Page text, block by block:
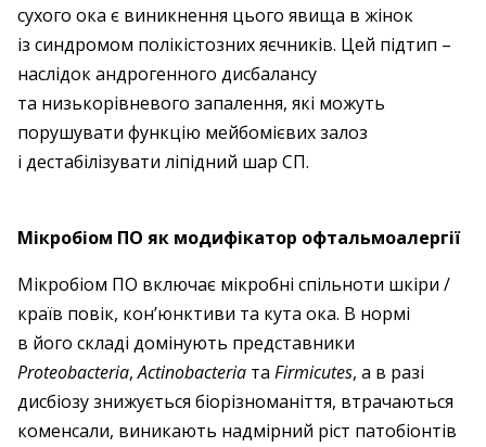
сухого ока є виникнення цього явища в жінок
із синдромом полікістозних яєчників. Цей підтип –
наслідок андрогенного дисбалансу
та низькорівневого запалення, які можуть
порушувати функцію мейбомієвих залоз
і дестабілізувати ліпідний шар СП.
Мікробіом ПО як модифікатор офтальмоалергії
Мікробіом ПО включає мікробні спільноти шкіри /
країв повік, кон’юнктиви та кута ока. В нормі
в його складі домінують представники
Proteobacteria,Actinobacteria та Firmicutes, а в разі
дисбіозу знижується біорізноманіття, втрачаються
коменсали, виникають надмірний ріст патобіонтів